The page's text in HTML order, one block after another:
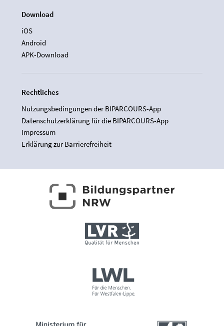
Download
iOS
Android
APK-Download
Rechtliches
Nutzungsbedingungen der BIPARCOURS-App
Datenschutzerklärung für die BIPARCOURS-App
Impressum
Erklärung zur Barrierefreiheit